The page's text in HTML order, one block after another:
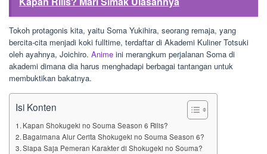
Tokoh protagonis kita, yaitu Soma Yukihira, seorang remaja, yang
bercita-cita menjadi koki fulltime, terdaftar di Akademi Kuliner Totsuki
oleh ayahnya, Joichiro. Anime ini merangkum perjalanan Soma di
akademi dimana dia harus menghadapi berbagai tantangan untuk
membuktikan bakatnya.
Isi Konten
Kapan Shokugeki no Souma Season 6 Rilis?
Bagaimana Alur Cerita Shokugeki no Souma Season 6?
Siapa Saja Pemeran Karakter di Shokugeki no Souma?